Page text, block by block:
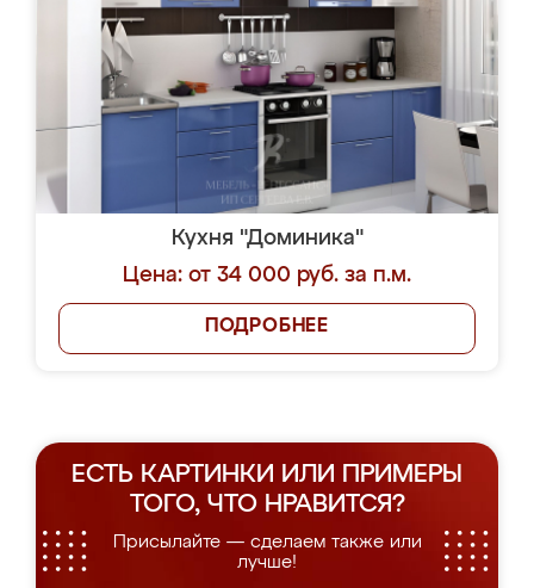
Кухня "Доминика"
Цена: от 34 000 руб. за п.м.
ПОДРОБНЕЕ
ЕСТЬ КАРТИНКИ ИЛИ ПРИМЕРЫ
ТОГО, ЧТО НРАВИТСЯ?
Присылайте — сделаем также или
лучше!